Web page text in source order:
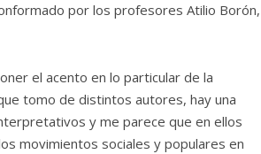
por los profesores Atilio Borón,
el acento en lo particular de la
tomo de distintos autores, hay una
y me parece que en ellos
movimientos sociales y populares en